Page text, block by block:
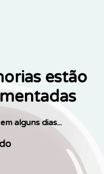
estão
alguns dias...